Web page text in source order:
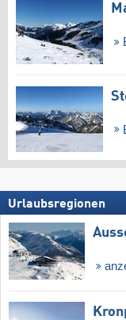
Urlaubsregionen